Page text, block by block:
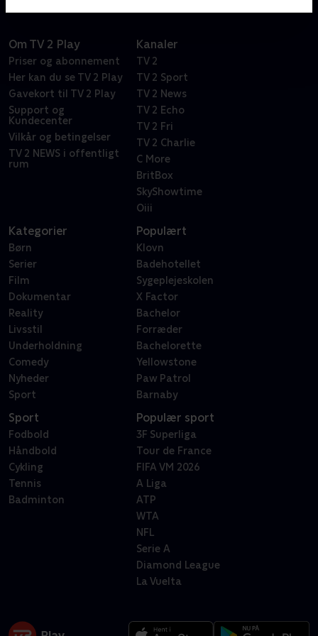
Om TV 2 Play
Priser og abonnement
Her kan du se TV 2 Play
Gavekort til TV 2 Play
Support og
Kundecenter
Vilkår og betingelser
TV 2 NEWS i offentligt
rum
Kanaler
TV 2
TV 2 Sport
TV 2 News
TV 2 Echo
TV 2 Fri
TV 2 Charlie
C More
BritBox
SkyShowtime
Oiii
Kategorier
Børn
Serier
Film
Dokumentar
Reality
Livsstil
Underholdning
Comedy
Nyheder
Sport
Populært
Klovn
Badehotellet
Sygeplejeskolen
X Factor
Bachelor
Forræder
Bachelorette
Yellowstone
Paw Patrol
Barnaby
Sport
Fodbold
Håndbold
Cykling
Tennis
Badminton
Populær sport
3F Superliga
Tour de France
FIFA VM 2026
A Liga
ATP
WTA
NFL
Serie A
Diamond League
La Vuelta